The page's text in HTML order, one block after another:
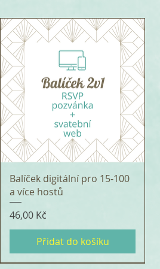
Balíček digitální pro 15-100
a více hostů
Cena
46,00 Kč
Přidat do košíku